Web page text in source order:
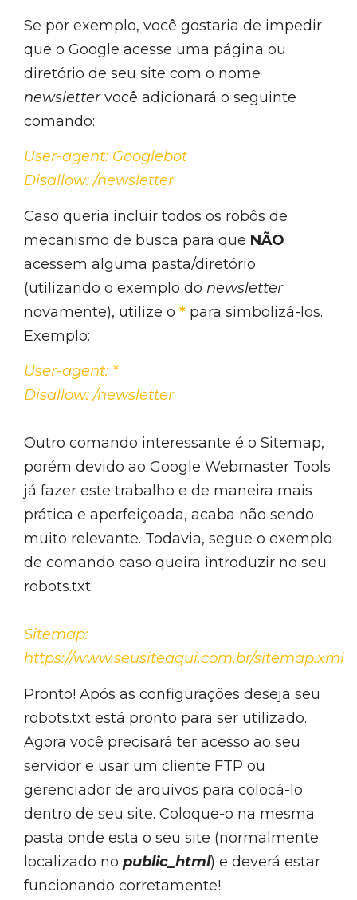
Se por exemplo, você gostaria de impedir
que o Google acesse uma página ou
diretório de seu site com o nome
newslettervocê adicionará o seguinte
comando:
User-agent: Googlebot
Disallow: /newsletter
Caso queria incluir todos os robôs de
mecanismo de busca para que NÃO
acessem alguma pasta/diretório
(utilizando o exemplo do newsletter
novamente), utilize o * para simbolizá-los.
Exemplo:
User-agent: *
Disallow: /newsletter
Outro comando interessante é o Sitemap,
porém devido ao Google Webmaster Tools
já fazer este trabalho e de maneira mais
prática e aperfeiçoada, acaba não sendo
muito relevante. Todavia, segue o exemplo
de comando caso queira introduzir no seu
robots.txt:
Sitemap:
https://www.seusiteaqui.com.br/sitemap.xml
Pronto! Após as configurações deseja seu
robots.txt está pronto para ser utilizado.
Agora você precisará ter acesso ao seu
servidor e usar um cliente FTP ou
gerenciador de arquivos para colocá-lo
dentro de seu site. Coloque-o na mesma
pasta onde esta o seu site (normalmente
localizado no public_html) e deverá estar
funcionando corretamente!